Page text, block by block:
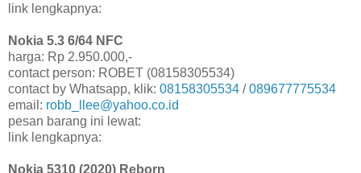
link lengkapnya:
Nokia 5.3 6/64 NFC
harga: Rp 2.950.000,-
contact person: ROBET (08158305534)
contact by Whatsapp, klik: 08158305534 /089677775534
email: robb_llee@yahoo.co.id
pesan barang ini lewat:
link lengkapnya:
Nokia 5310 (2020) Reborn